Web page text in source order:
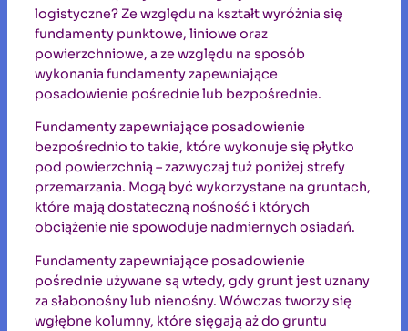
logistyczne? Ze względu na kształt wyróżnia się
fundamenty punktowe, liniowe oraz
powierzchniowe, a ze względu na sposób
wykonania fundamenty zapewniające
posadowienie pośrednie lub bezpośrednie.
Fundamenty zapewniające posadowienie
bezpośrednio to takie, które wykonuje się płytko
pod powierzchnią – zazwyczaj tuż poniżej strefy
przemarzania. Mogą być wykorzystane na gruntach,
które mają dostateczną nośność i których
obciążenie nie spowoduje nadmiernych osiadań.
Fundamenty zapewniające posadowienie
pośrednie używane są wtedy, gdy grunt jest uznany
za słabonośny lub nienośny. Wówczas tworzy się
wgłębne kolumny, które sięgają aż do gruntu